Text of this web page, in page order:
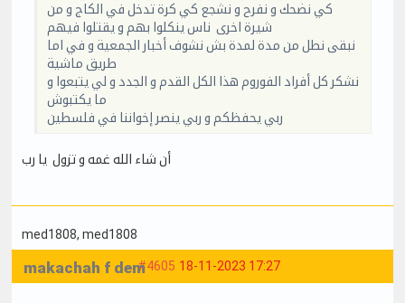
كي نضحك و نفرح و نشجع كي كرة تدخل في الكاج و من
شيرة اخرى ناس ينكلوا بهم و يقتلوا فيهم
نبقى نطل من مدة لمدة بش نشوف أخبار الجمعية و في اما
طريق ماشية
نشكر كل أفراد الفوروم هذا الكل القدم و الجدد و لي يتبعوا و
ما يكتبوش
ربي يحفظكم و ربي ينصر إخواننا في فلسطين
أن شاء الله غمه و تزول يا رب
med1808, med1808
#4605 18-11-2023 17:27
makachah f dem